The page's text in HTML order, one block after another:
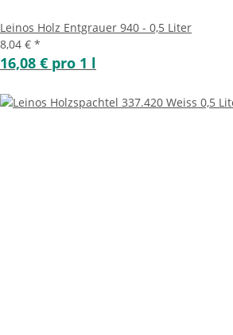
Leinos Holz Entgrauer 940 - 0,5 Liter
8,04 € *
16,08 € pro 1 l